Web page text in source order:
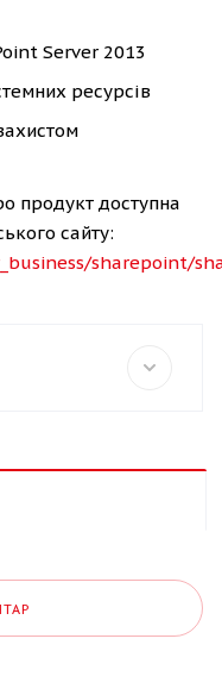
Server 2013
ресурсів
продукт доступна
сайту:
sharepoint/